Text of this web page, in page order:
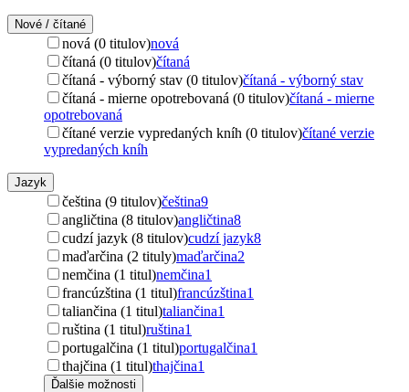
Nové / čítané
nová (0 titulov)nová
čítaná (0 titulov)čítaná
čítaná - výborný stav (0 titulov)čítaná - výborný stav
čítaná - mierne opotrebovaná (0 titulov)čítaná - mierne
opotrebovaná
čítané verzie vypredaných kníh (0 titulov)čítané verzie
vypredaných kníh
Jazyk
čeština (9 titulov)čeština9
angličtina (8 titulov)angličtina8
cudzí jazyk (8 titulov)cudzí jazyk8
maďarčina (2 tituly)maďarčina2
nemčina (1 titul)nemčina1
francúzština (1 titul)francúzština1
taliančina (1 titul)taliančina1
ruština (1 titul)ruština1
portugalčina (1 titul)portugalčina1
thajčina (1 titul)thajčina1
Ďalšie možnosti